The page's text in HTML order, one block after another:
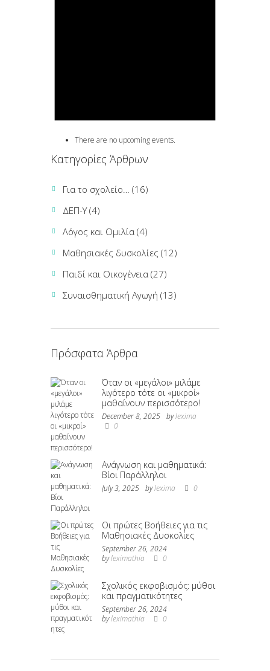
There are no upcoming events.
Κατηγορίες Άρθρων
Για το σχολείο… (16)
ΔΕΠ-Υ(4)
Λόγος και Ομιλία (4)
Μαθησιακές δυσκολίες (12)
Παιδί και Οικογένεια (27)
Συναισθηματική Αγωγή (13)
Πρόσφατα Άρθρα
Όταν οι «μεγάλοι» μιλάμε
λιγότερο τότε οι «μικροί»
μαθαίνουν περισσότερο!
December 8, 2025 bylexima
0
Ανάγνωση και μαθηματικά:
Βίοι Παράλληλοι
July 3, 2025 bylexima 0
Οι πρώτες Βοήθειες για τις
Μαθησιακές Δυσκολίες
September 26, 2024
byleximathia 0
Σχολικός εκφοβισμός: μύθοι
και πραγματικότητες
September 26, 2024
byleximathia 0